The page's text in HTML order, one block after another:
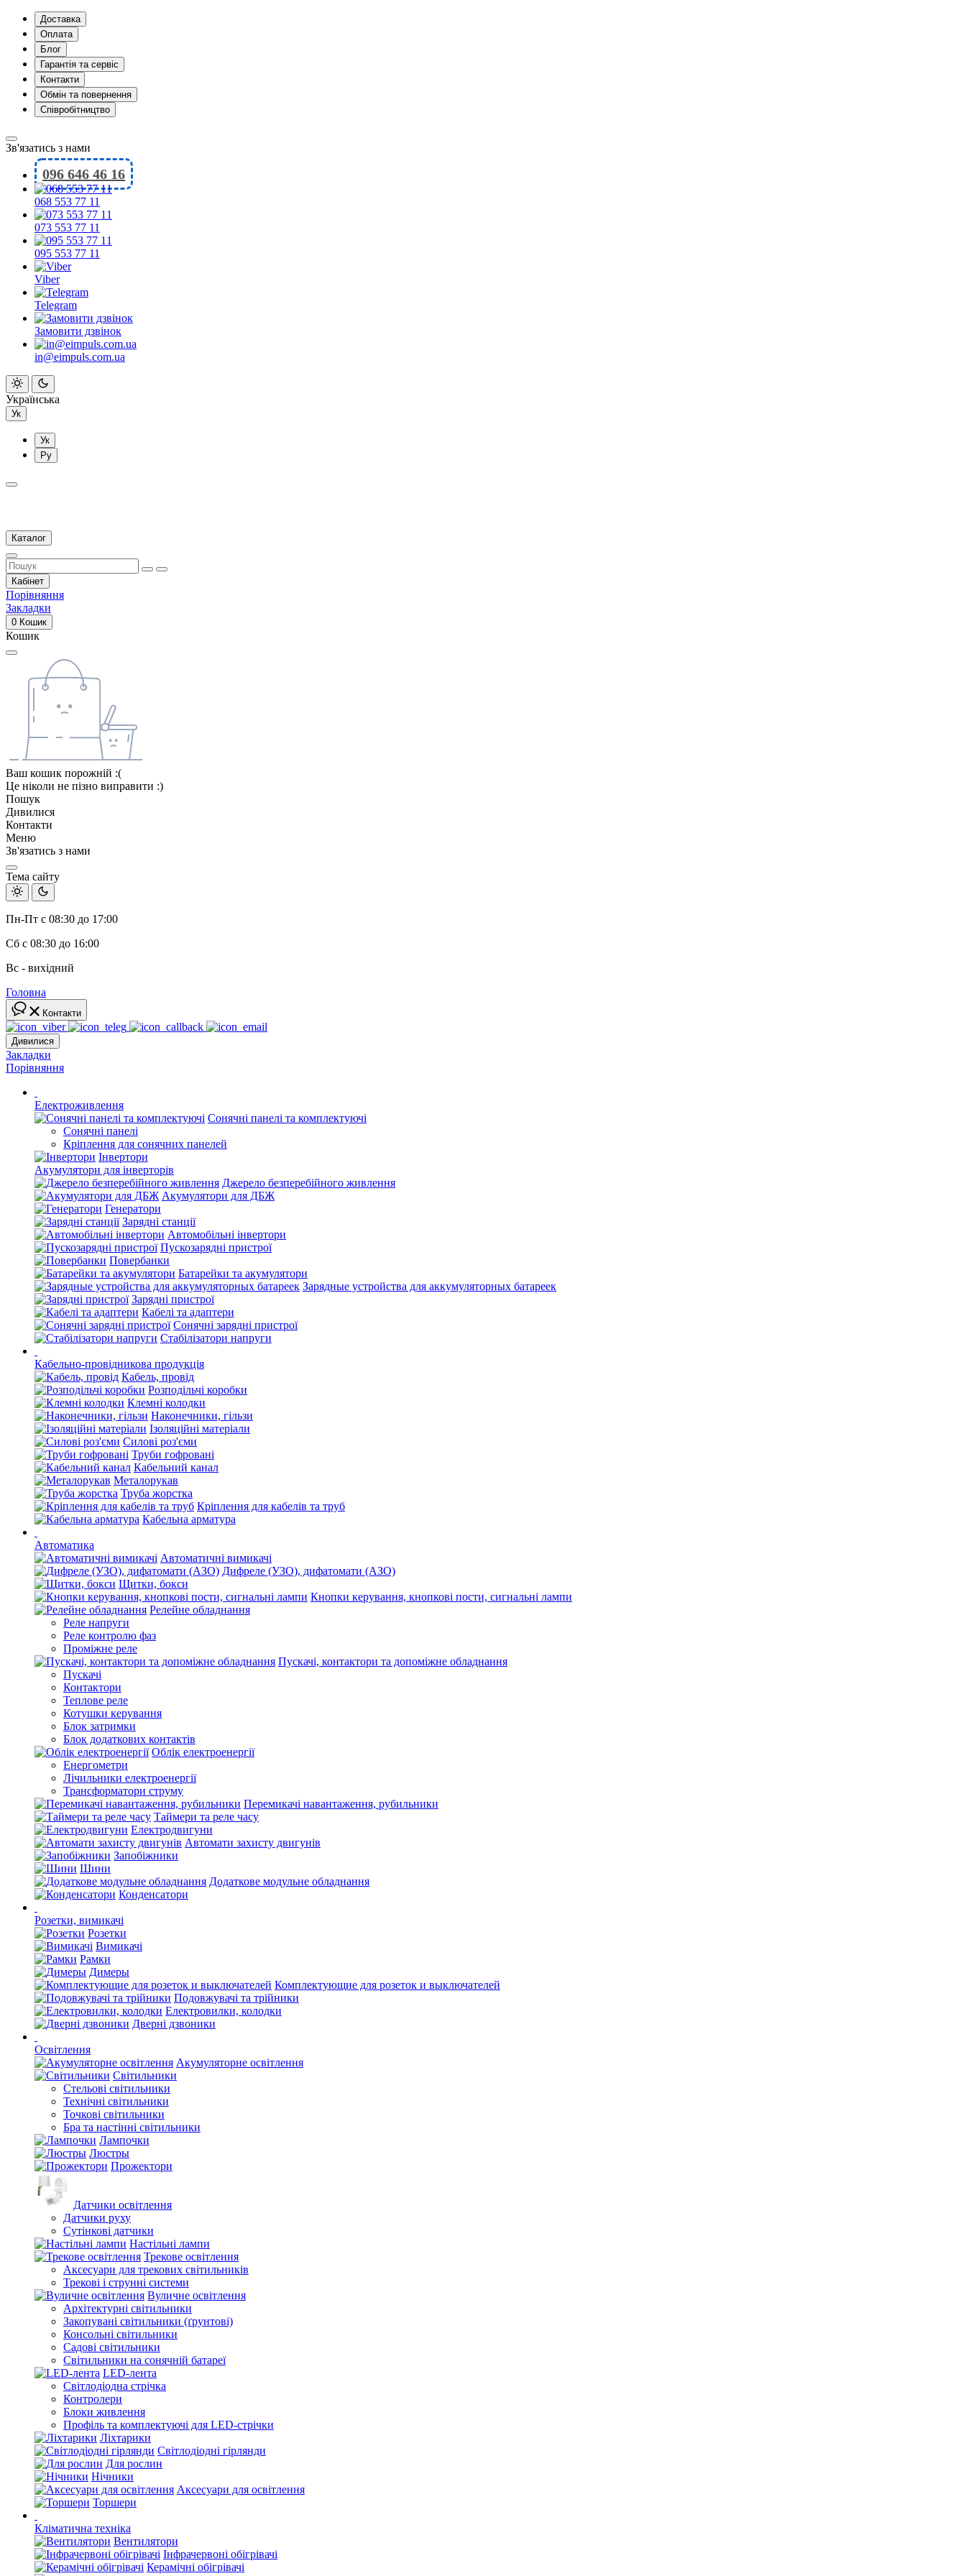
Доставка
Оплата
Блог
Гарантія та сервіс
Контакти
Обмін та повернення
Співробітництво
Зв'язатись з нами
096 646 46 16
068 553 77 11
073 553 77 11
095 553 77 11
Viber
Telegram
Замовити дзвінок
in@eimpuls.com.ua
Українська
Ук
Ук
Ру
Каталог
Кабінет
Порівняння
Закладки
0 Кошик
Кошик
Ваш кошик порожній :(
Це ніколи не пізно виправити :)
Пошук
Дивилися
Контакти
Меню
Зв'язатись з нами
Тема сайту
Пн-Пт с 08:30 до 17:00
Сб с 08:30 до 16:00
Вс - вихідний
Головна
Контакти
Дивилися
Закладки
Порівняння
Електроживлення
Сонячні панелі та комплектуючі
Сонячні панелі
Кріплення для сонячних панелей
Інвертори
Акумулятори для інверторів
Джерело безперебійного живлення
Акумулятори для ДБЖ
Генератори
Зарядні станції
Автомобільні інвертори
Пускозарядні пристрої
Повербанки
Батарейки та акумулятори
Зарядные устройства для аккумуляторных батареек
Зарядні пристрої
Кабелі та адаптери
Сонячні зарядні пристрої
Стабілізатори напруги
Кабельно-провідникова продукція
Кабель, провід
Розподільчі коробки
Клемні колодки
Наконечники, гільзи
Ізоляційні матеріали
Силові роз'єми
Труби гофровані
Кабельний канал
Металорукав
Труба жорстка
Кріплення для кабелів та труб
Кабельна арматура
Автоматика
Автоматичні вимикачі
Дифреле (УЗО), дифатомати (АЗО)
Щитки, бокси
Кнопки керування, кнопкові пости, сигнальні лампи
Релейне обладнання
Реле напруги
Реле контролю фаз
Проміжне реле
Пускачі, контактори та допоміжне обладнання
Пускачі
Контактори
Теплове реле
Котушки керування
Блок затримки
Блок додаткових контактів
Облік електроенергії
Енергометри
Лічильники електроенергії
Трансформатори струму
Перемикачі навантаження, рубильники
Таймери та реле часу
Електродвигуни
Автомати захисту двигунів
Запобіжники
Шини
Додаткове модульне обладнання
Конденсатори
Розетки, вимикачі
Розетки
Вимикачі
Рамки
Димеры
Комплектующие для розеток и выключателей
Подовжувачі та трійники
Електровилки, колодки
Дверні дзвоники
Освітлення
Акумуляторне освітлення
Світильники
Стельові світильники
Технічні світильники
Точкові світильники
Бра та настінні світильники
Лампочки
Люстры
Прожектори
Датчики освітлення
Датчики руху
Сутінкові датчики
Настільні лампи
Трекове освітлення
Аксесуари для трекових світильників
Трекові і струнні системи
Вуличне освітлення
Архітектурні світильники
Закопувані світильники (ґрунтові)
Консольні світильники
Садові світильники
Світильники на сонячній батареї
LED-лента
Світлодіодна стрічка
Контролери
Блоки живлення
Профіль та комплектуючі для LED-стрічки
Ліхтарики
Світлодіодні гірлянди
Для рослин
Нічники
Аксесуари для освітлення
Торшери
Кліматична техніка
Вентилятори
Інфрачервоні обігрівачі
Керамічні обігрівачі